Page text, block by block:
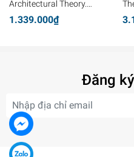
Architectural Theory.
Pioneering Texts on
Architecture from the
1.339.000₫
Đăng